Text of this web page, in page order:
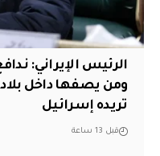
الرئيس الإيراني:
ومن يصفها داخل
تريده إسرائيل
قبل 13 ساعة